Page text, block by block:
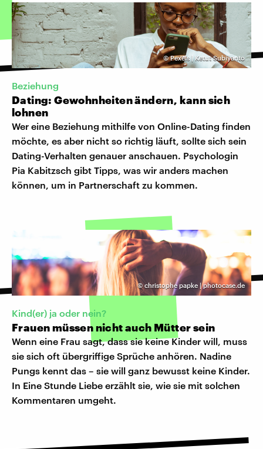
©Pexels | Ketut Subiyanto
Beziehung
Dating: Gewohnheiten ändern, kann sich
lohnen
Wer eine Beziehung mithilfe von Online-Dating finden
möchte, es aber nicht so richtig läuft, sollte sich sein
Dating-Verhalten genauer anschauen. Psychologin
Pia Kabitzsch gibt Tipps, was wir anders machen
können, um in Partnerschaft zu kommen.
©christophe papke | photocase.de
Kind(er) ja oder nein?
Frauen müssen nicht auch Mütter sein
Wenn eine Frau sagt, dass sie keine Kinder will, muss
sie sich oft übergriffige Sprüche anhören. Nadine
Pungs kennt das – sie will ganz bewusst keine Kinder.
In Eine Stunde Liebe erzählt sie, wie sie mit solchen
Kommentaren umgeht.